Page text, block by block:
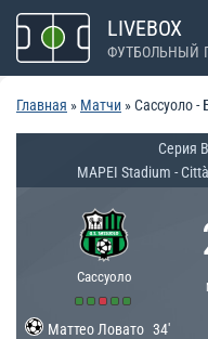
Перейти
содержимому
LIVEBOX
ФУТБОЛЬНЫЙ
Главная » Матчи »Сассуоло -
Серия
MAPEI Stadium -
Сассуоло
Маттео Ловато 34'